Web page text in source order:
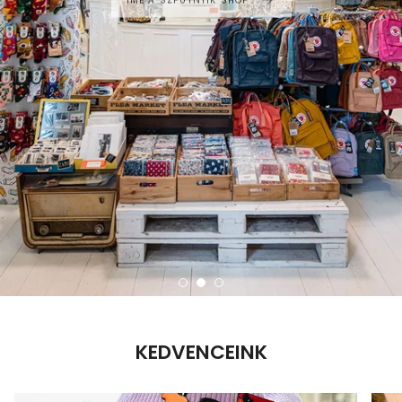
KEDVENCEINK